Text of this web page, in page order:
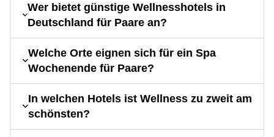
Wer bietet günstige Wellnesshotels in
Deutschland für Paare an?
Welche Orte eignen sich für ein Spa
Wochenende für Paare?
In welchen Hotels ist Wellness zu zweit am
schönsten?